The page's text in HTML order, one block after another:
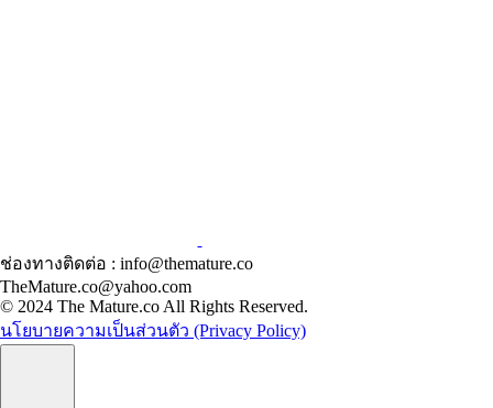
ช่องทางติดต่อ : info@themature.co
TheMature.co@yahoo.com
© 2024 The Mature.co All Rights Reserved.
นโยบายความเป็นส่วนตัว (Privacy Policy)